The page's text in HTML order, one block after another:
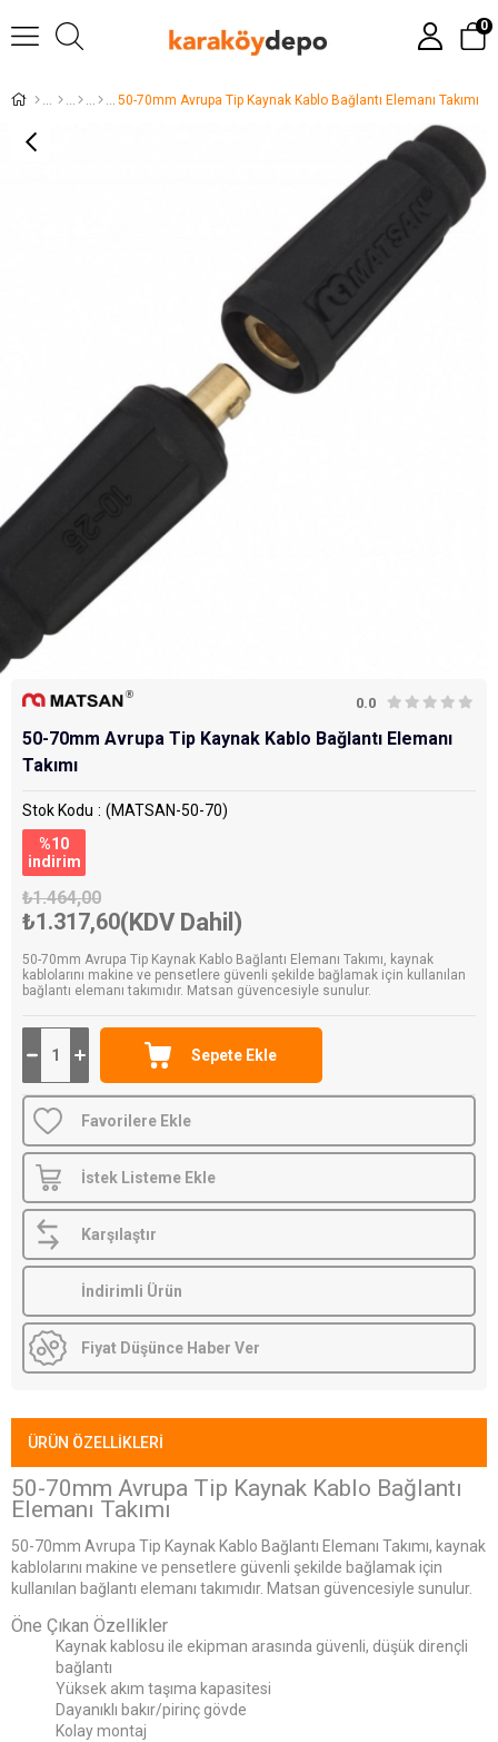
0
50-70mm Avrupa Tip Kaynak Kablo Bağlantı Elemanı Takımı
0.0
50-70mm Avrupa Tip Kaynak Kablo Bağlantı Elemanı
Takımı
Stok Kodu
(MATSAN-50-70)
%10
i̇ndirim
₺1.464,00
₺1.317,60(KDV Dahil)
50-70mm Avrupa Tip Kaynak Kablo Bağlantı Elemanı Takımı, kaynak
kablolarını makine ve pensetlere güvenli şekilde bağlamak için kullanılan
bağlantı elemanı takımıdır. Matsan güvencesiyle sunulur.
Favorilere Ekle
İstek Listeme Ekle
Karşılaştır
İndirimli Ürün
Fiyat Düşünce Haber Ver
ÜRÜN ÖZELLIKLERI
50-70mm Avrupa Tip Kaynak Kablo Bağlantı
Elemanı Takımı
50-70mm Avrupa Tip Kaynak Kablo Bağlantı Elemanı Takımı, kaynak
kablolarını makine ve pensetlere güvenli şekilde bağlamak için
kullanılan bağlantı elemanı takımıdır. Matsan güvencesiyle sunulur.
Öne Çıkan Özellikler
Kaynak kablosu ile ekipman arasında güvenli, düşük dirençli
bağlantı
Yüksek akım taşıma kapasitesi
Dayanıklı bakır/pirinç gövde
Kolay montaj